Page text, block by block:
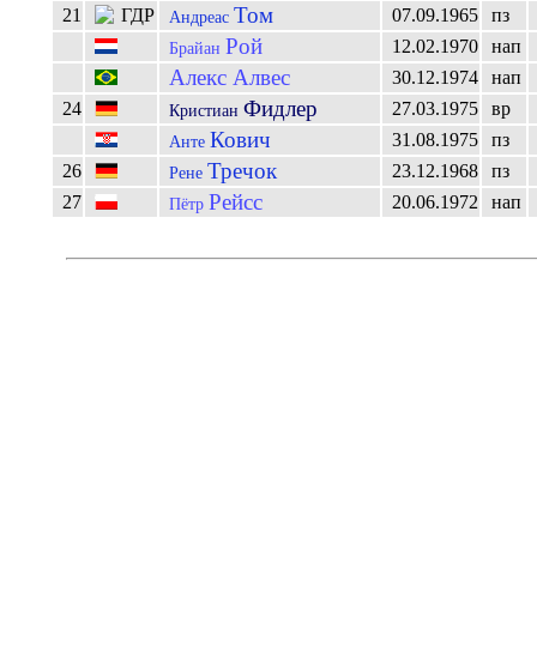
21
Андреас Том 07.09.1965 пз
Брайан Рой 12.02.1970 нап
Алекс Алвес 30.12.1974
нап
24
Кристиан Фидлер 27.03.1975 вр
Анте Кович 31.08.1975
пз
26
Рене Тречок 23.12.1968
пз
27
Пётр Рейсс 20.06.1972 нап